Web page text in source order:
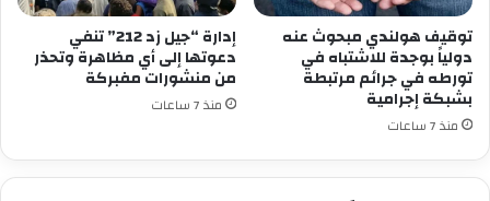
توقيف هولندي مبحوث عنه
دولياً بوجدة للاشتباه في
تورطه في جرائم مرتبطة
بشبكة إجرامية
منذ 7 ساعات
إدارة “جيل زد 212” تنفي
دعوتها إلى أي مظاهرة وتحذر
من منشورات مفبركة
منذ 7 ساعات